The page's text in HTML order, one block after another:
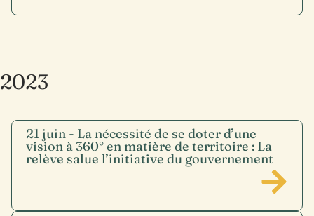
2023
21 juin - La nécessité de se doter d’une
vision à 360° en matière de territoire : La
relève salue l’initiative du gouvernement